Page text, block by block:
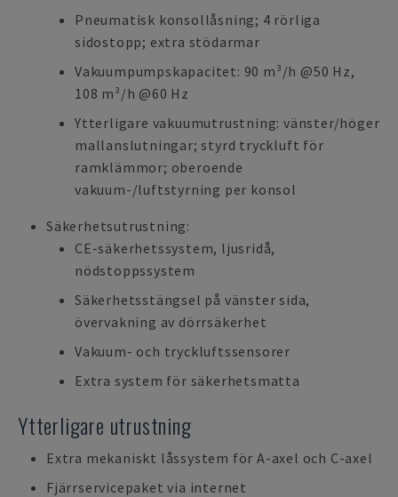
Pneumatisk konsollåsning; 4 rörliga
sidostopp; extra stödarmar
Vakuumpumpskapacitet: 90 m³/h @50 Hz,
108 m³/h @60 Hz
Ytterligare vakuumutrustning: vänster/höger
mallanslutningar; styrd tryckluft för
ramklämmor; oberoende
vakuum-/luftstyrning per konsol
Säkerhetsutrustning:
CE-säkerhetssystem, ljusridå,
nödstoppssystem
Säkerhetsstängsel på vänster sida,
övervakning av dörrsäkerhet
Vakuum- och tryckluftssensorer
Extra system för säkerhetsmatta
Ytterligare utrustning
Extra mekaniskt låssystem för A-axel och C-axel
Fjärrservicepaket via internet